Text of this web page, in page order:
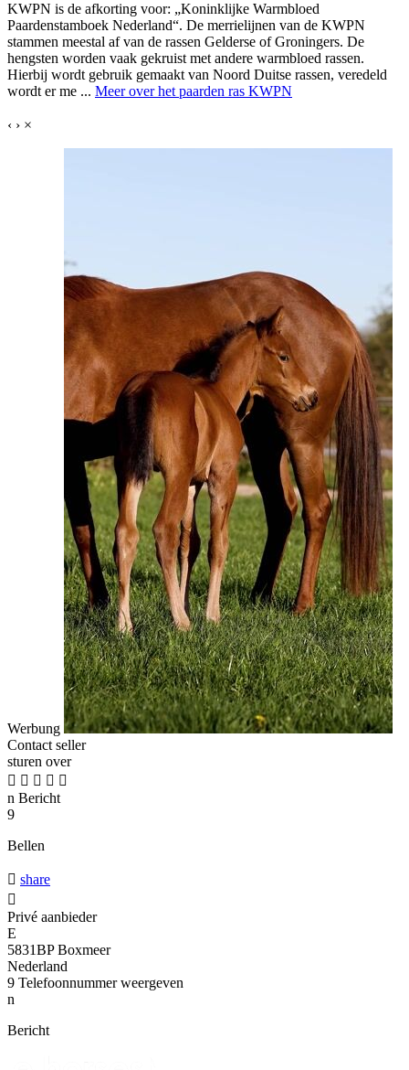
KWPN is de afkorting voor: „Koninklijke Warmbloed
Paardenstamboek Nederland“. De merrielijnen van de KWPN
stammen meestal af van de rassen Gelderse of Groningers. De
hengsten worden vaak gekruist met andere warmbloed rassen.
Hierbij wordt gebruik gemaakt van Noord Duitse rassen, veredeld
wordt er me ... Meer over het paarden ras KWPN
‹ › ×
Werbung
Contact seller
sturen over
    
n Bericht
9
Bellen
 share

Privé aanbieder
E
5831BP Boxmeer
Nederland
9 Telefoonnummer weergeven
n
Bericht